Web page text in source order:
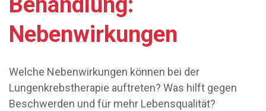
Nebenwirkungen
Welche Nebenwirkungen können bei der
Lungenkrebstherapie auftreten? Was hilft gegen
Beschwerden und für mehr Lebensqualität?